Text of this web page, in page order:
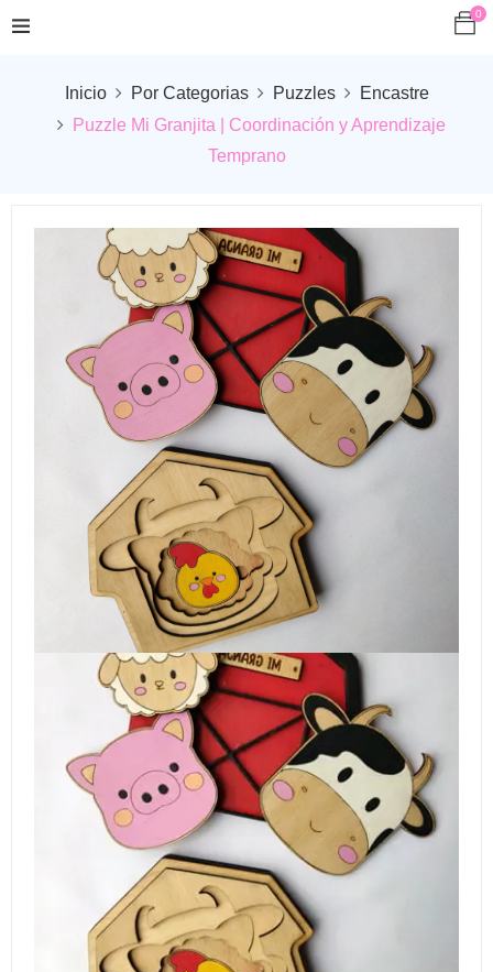
0
Inicio Por Categorias Puzzles
Encastre
Puzzle Mi Granjita | Coordinación y Aprendizaje
Temprano